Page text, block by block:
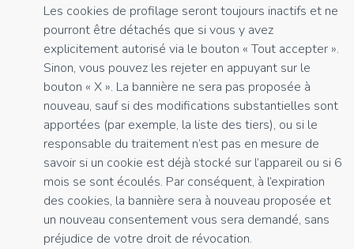
Les cookies de profilage seront toujours inactifs et ne
pourront être détachés que si vous y avez
explicitement autorisé via le bouton « Tout accepter ».
Sinon, vous pouvez les rejeter en appuyant sur le
bouton « X ». La bannière ne sera pas proposée à
nouveau, sauf si des modifications substantielles sont
apportées (par exemple, la liste des tiers), ou si le
responsable du traitement n’est pas en mesure de
savoir si un cookie est déjà stocké sur l’appareil ou si 6
mois se sont écoulés. Par conséquent, à l’expiration
des cookies, la bannière sera à nouveau proposée et
un nouveau consentement vous sera demandé, sans
préjudice de votre droit de révocation.